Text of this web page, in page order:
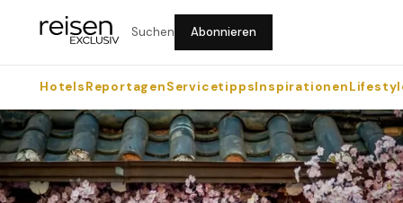
Suchen Abonnieren
HotelsReportagenServicetippsInspirationen